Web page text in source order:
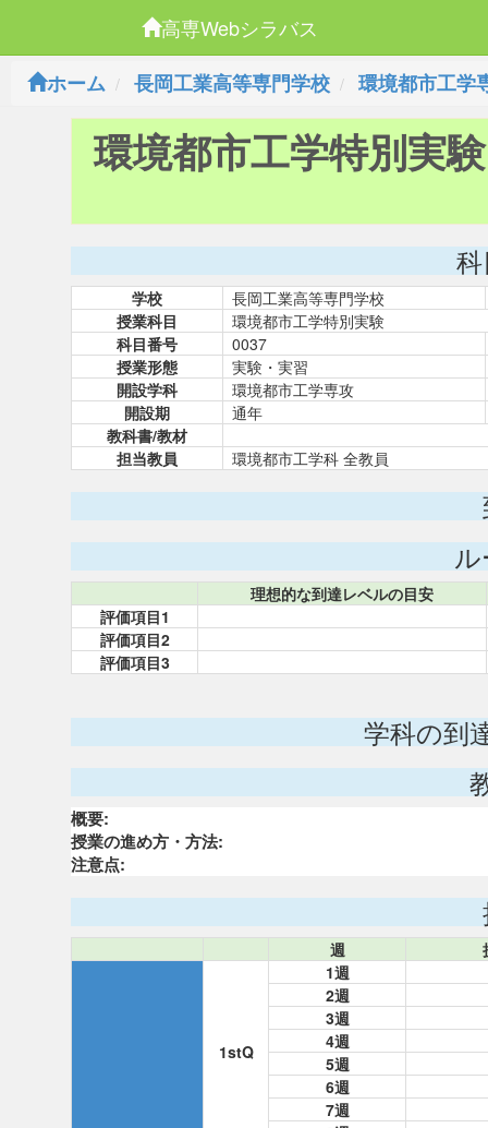
高専Webシラバス
ホーム
長岡工業高等専門学校 環境都市工学
環境都市工学特別実験
学校
長岡工業高等専門学校
授業科目
環境都市工学特別実験
科目番号
0037
授業形態
実験・実習
開設学科
環境都市工学専攻
開設期
通年
教科書/教材
担当教員
環境都市工学科 全教員
理想的な到達レベルの目安
評価項目1
評価項目2
評価項目3
学科の到
概要:
授業の進め方・方法:
注意点:
週
1stQ
1週
2週
3週
4週
5週
6週
7週